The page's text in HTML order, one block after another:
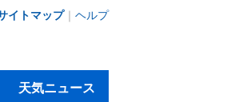
イトマップ｜ ヘルプ
天気ニュース